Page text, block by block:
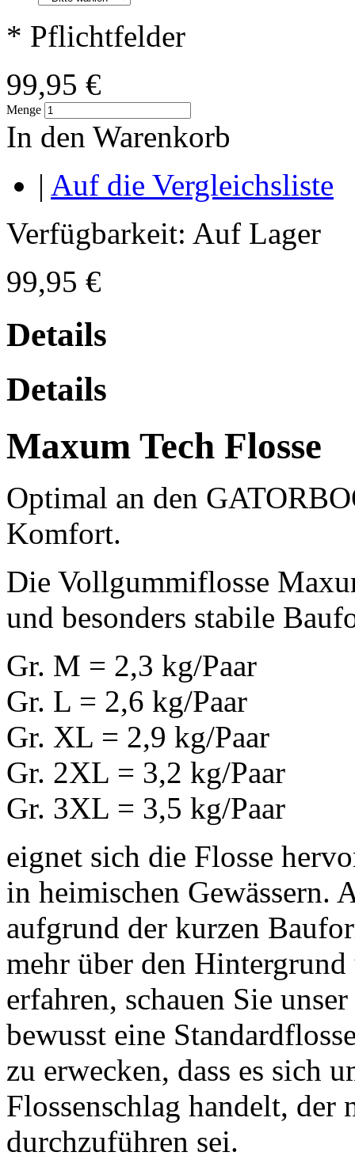
* Pflichtfelder
99,95 €
Menge
In den Warenkorb
| Auf die Vergleichsliste
Verfügbarkeit: Auf Lager
99,95 €
Details
Details
Maxum Tech Flosse
Optimal an den
Komfort.
Die Vollgummiflosse
und besonders stabile
Gr. M = 2,3 kg/Paar
Gr. L = 2,6 kg/Paar
Gr. XL = 2,9 kg/Paar
Gr. 2XL = 3,2 kg/Paar
Gr. 3XL = 3,5 kg/Paar
eignet sich die Flosse
in heimischen Gewässern.
aufgrund der kurzen
mehr über den
erfahren, schauen Sie
bewusst eine
zu erwecken, dass es sich
Flossenschlag handelt,
durchzuführen sei.